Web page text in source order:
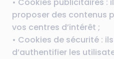
• Cookies publicitaires :
proposer des contenus
vos centres d’intérêt ;
• Cookies de sécurité :
d’authentifier les